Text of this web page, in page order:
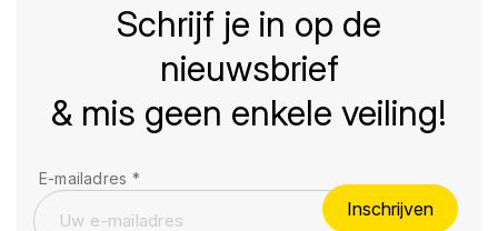
Schrijf je in op de
nieuwsbrief
& mis geen enkele veiling!
E-mailadres *
Inschrijven